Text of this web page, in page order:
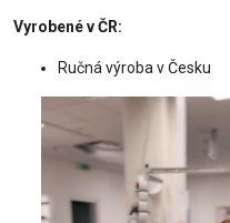
Vyrobené v ČR:
Ručná výroba v Česku